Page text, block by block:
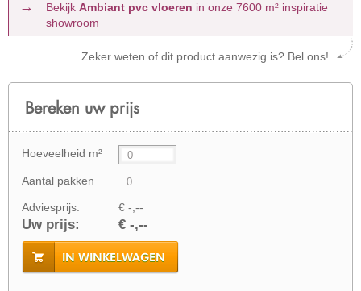
Bekijk Ambiant pvc vloeren in onze 7600 m² inspiratie
showroom
Zeker weten of dit product aanwezig is? Bel ons!
Bereken uw prijs
Hoeveelheid m²
Aantal pakken
Adviesprijs: € -,--
Uw prijs: € -,--
IN WINKELWAGEN